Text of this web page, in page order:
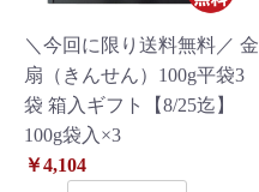
＼今回に限り送料無料／ 金
扇（きんせん）100g平袋3
袋 箱入ギフト【8/25迄】
100g袋入×3
￥4,104